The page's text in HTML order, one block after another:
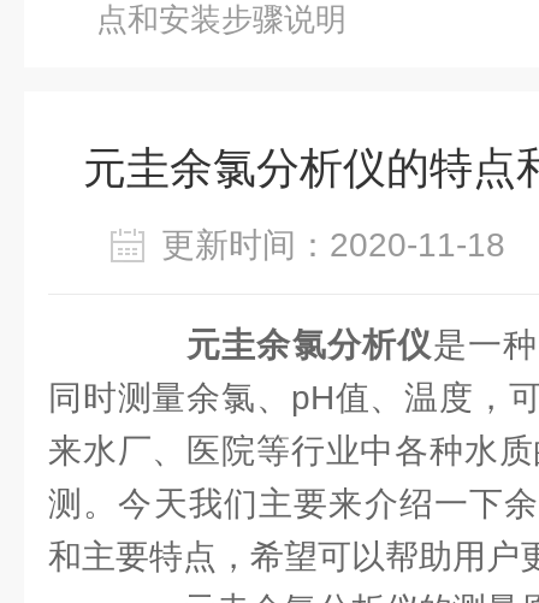
点和安装步骤说明
元圭余氯分析仪的特点
更新时间：2020-11-
元圭余氯分析仪是一
同时测量余氯、pH值、温度，
来水厂、医院等行业中各种水
测。今天我们主要来介绍一下
和主要特点，希望可以帮助用户